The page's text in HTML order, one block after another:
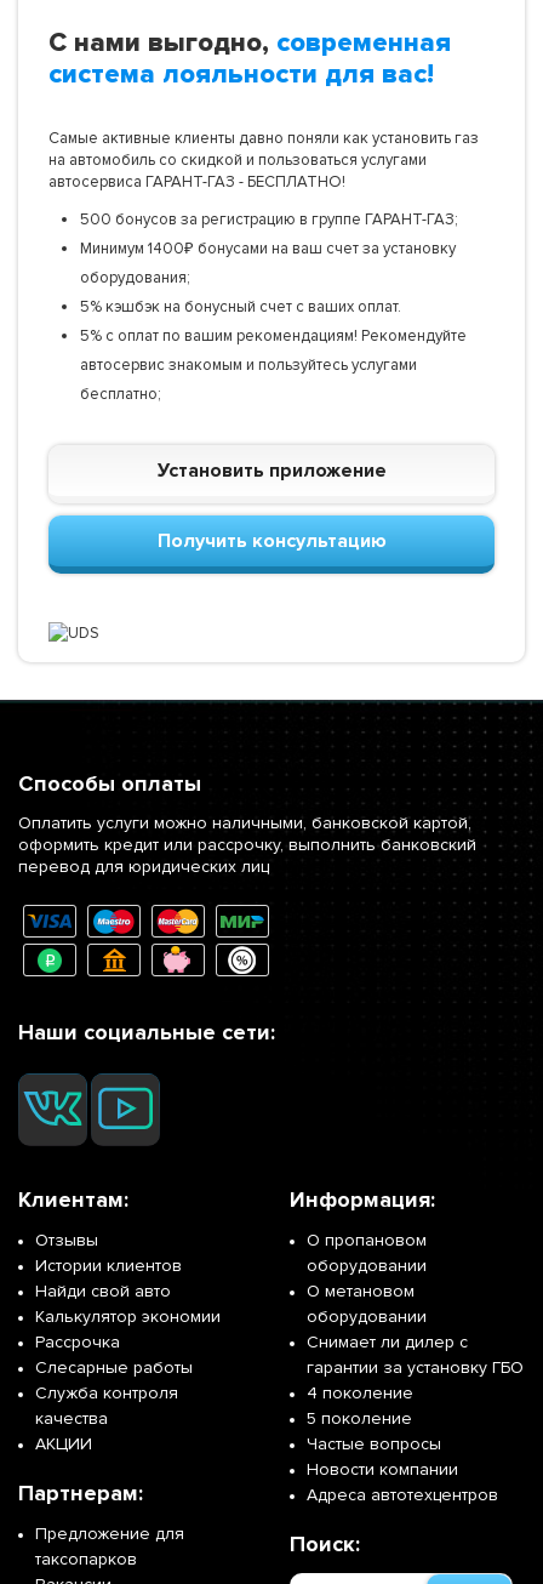
С нами выгодно, современная
система лояльности для вас!
Самые активные клиенты давно поняли как установить газ
на автомобиль со скидкой и пользоваться услугами
автосервиса ГАРАНТ-ГАЗ - БЕСПЛАТНО!
500 бонусов за регистрацию в группе ГАРАНТ-ГАЗ;
Минимум 1400₽ бонусами на ваш счет за установку
оборудования;
5% кэшбэк на бонусный счет с ваших оплат.
5% с оплат по вашим рекомендациям! Рекомендуйте
автосервис знакомым и пользуйтесь услугами
бесплатно;
Установить приложение
Получить консультацию
Способы оплаты
Оплатить услуги можно наличными, банковской картой,
оформить кредит или рассрочку, выполнить банковский
перевод для юридических лиц
Наши социальные сети:
Клиентам:
Отзывы
Истории клиентов
Найди свой авто
Калькулятор экономии
Рассрочка
Слесарные работы
Служба контроля
качества
АКЦИИ
Партнерам:
Предложение для
таксопарков
Информация:
О пропановом
оборудовании
О метановом
оборудовании
Снимает ли дилер с
гарантии за установку ГБО
4 поколение
5 поколение
Частые вопросы
Новости компании
Адреса автотехцентров
Поиск: